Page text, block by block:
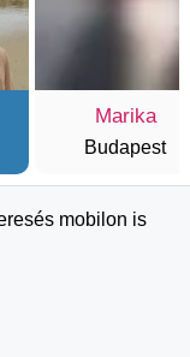
Marika
Budapest
mobilon is